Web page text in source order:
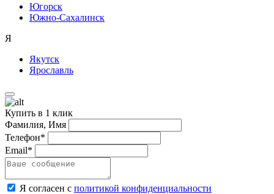
Югорск
Южно-Сахалинск
Я
Якутск
Ярославль
Купить в 1 клик
Фамилия, Имя
Телефон*
Email*
Я согласен с политикой конфиденциальности